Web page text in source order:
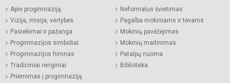
Apie progimnaziją
Vizija, misija, vertybės
Pasiekimai ir pažanga
Progimnazijos simboliai
Progimnazijos himnas
Tradiciniai renginiai
Priėmimas į progimnaziją
Neformalus švietimas
Pagalba mokiniams ir tėvams
Mokinių pavėžėjimas
Mokinių maitinimas
Patalpų nuoma
Biblioteka